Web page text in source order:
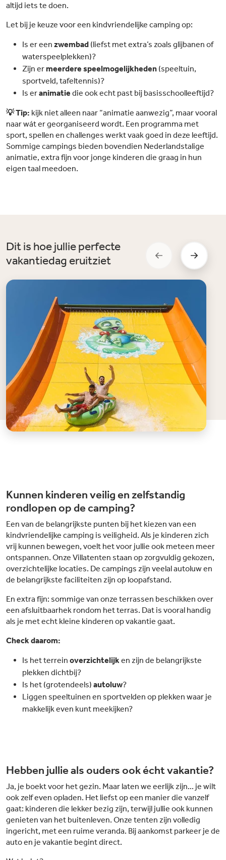
altijd iets te doen.
Let bij je keuze voor een kindvriendelijke camping op:
Is er een zwembad (liefst met extra’s zoals glijbanen of
waterspeelplekken)?
Zijn ermeerdere speelmogelijkheden (speeltuin,
sportveld, tafeltennis)?
Is eranimatie die ook echt past bij basisschoolleeftijd?
💡 Tip: kijk niet alleen naar “animatie aanwezig”, maar vooral
naar wát er georganiseerd wordt. Een programma met
sport, spellen en challenges werkt vaak goed in deze leeftijd.
Sommige campings bieden bovendien Nederlandstalige
animatie, extra fijn voor jonge kinderen die graag in hun
eigen taal meedoen.
Dit is hoe jullie perfecte
vakantiedag eruitziet
Kunnen kinderen veilig en zelfstandig
rondlopen op de camping?
Een van de belangrijkste punten bij het kiezen van een
kindvriendelijke camping is veiligheid. Als je kinderen zich
vrij kunnen bewegen, voelt het voor jullie ook meteen meer
ontspannen. Onze Villatenten staan op zorgvuldig gekozen,
overzichtelijke locaties. De campings zijn veelal autoluw en
de belangrijkste faciliteiten zijn op loopafstand.
En extra fijn: sommige van onze terrassen beschikken over
een afsluitbaarhek rondom het terras. Dat is vooral handig
als je met echt kleine kinderen op vakantie gaat.
Check daarom:
Is het terrein overzichtelijken zijn de belangrijkste
plekken dichtbij?
Is het (grotendeels) autoluw?
Liggen speeltuinen en sportvelden op plekken waar je
makkelijk even kunt meekijken?
Hebben jullie als ouders ook écht vakantie?
Ja, je boekt voor het gezin. Maar laten we eerlijk zijn... je wilt
ook zelf even opladen. Het liefst op een manier die vanzelf
gaat: kinderen die lekker bezig zijn, terwijl jullie ook kunnen
genieten van het buitenleven. Onze tenten zijn volledig
ingericht, met een ruime veranda. Bij aankomst parkeer je de
auto en je vakantie begint direct.